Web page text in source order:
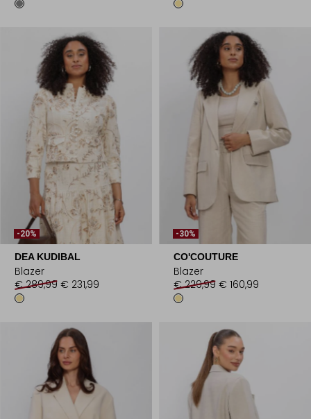
-20%
DEA KUDIBAL
Blazer
€ 289,99 € 231,99
-30%
CO'COUTURE
Blazer
€ 229,99 € 160,99